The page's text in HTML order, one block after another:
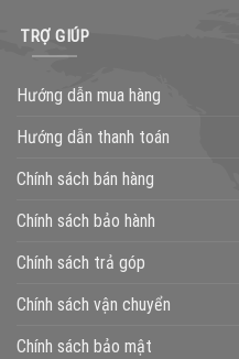
TRỢ GIÚP
Hướng dẫn mua hàng
Hướng dẫn thanh toán
Chính sách bán hàng
Chính sách bảo hành
Chính sách trả góp
Chính sách vận chuyển
Chính sách bảo mật